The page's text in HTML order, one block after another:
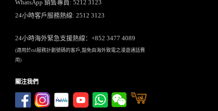
WhatsApp 銷售專員: 5212 3123
24小時客戶服務熱線: 2512 3123
24小時海外緊急支援熱線：+852 3477 4089
(適用於csl服務計劃號碼的客戶,豁免由海外致電之漫遊通話費
用)
關注我們